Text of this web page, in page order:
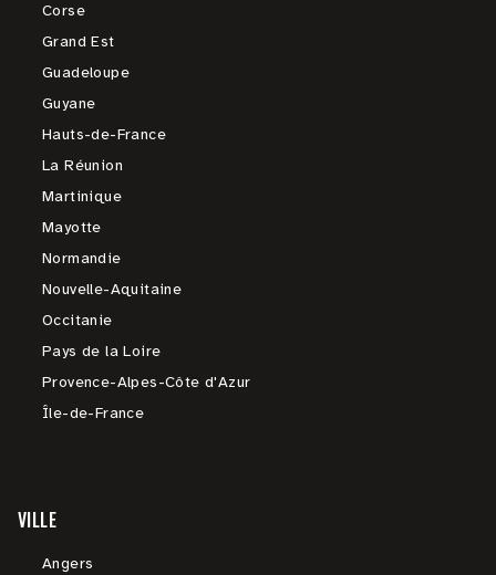
Corse
Grand Est
Guadeloupe
Guyane
Hauts-de-France
La Réunion
Martinique
Mayotte
Normandie
Nouvelle-Aquitaine
Occitanie
Pays de la Loire
Provence-Alpes-Côte d'Azur
Île-de-France
VILLE
Angers